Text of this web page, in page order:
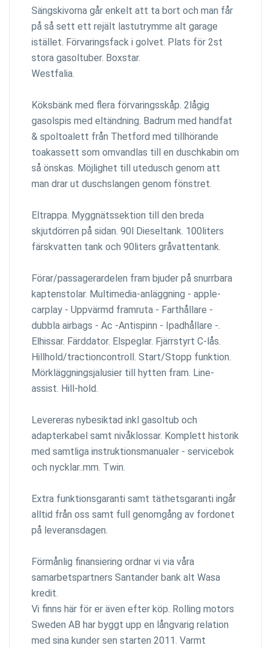
Sängskivorna går enkelt att ta bort och man får
på så sett ett rejält lastutrymme alt garage
istället. Förvaringsfack i golvet. Plats för 2st
stora gasoltuber. Boxstar.
Westfalia.
Köksbänk med flera förvaringsskåp. 2lågig
gasolspis med eltändning. Badrum med handfat
& spoltoalett från Thetford med tillhörande
toakassett som omvandlas till en duschkabin om
så önskas. Möjlighet till utedusch genom att
man drar ut duschslangen genom fönstret.
Eltrappa. Myggnätssektion till den breda
skjutdörren på sidan. 90l Dieseltank. 100liters
färskvatten tank och 90liters gråvattentank.
Förar/passagerardelen fram bjuder på snurrbara
kaptenstolar. Multimedia-anläggning - apple-
carplay - Uppvärmd framruta - Farthållare -
dubbla airbags - Ac -Antispinn - Ipadhållare -.
Elhissar. Färddator. Elspeglar. Fjärrstyrt C-lås.
Hillhold/tractioncontroll. Start/Stopp funktion.
Mörkläggningsjalusier till hytten fram. Line-
assist. Hill-hold.
Levereras nybesiktad inkl gasoltub och
adapterkabel samt nivåklossar. Komplett historik
med samtliga instruktionsmanualer - servicebok
och nycklar..mm. Twin.
Extra funktionsgaranti samt täthetsgaranti ingår
alltid från oss samt full genomgång av fordonet
på leveransdagen.
Förmånlig finansiering ordnar vi via våra
samarbetspartners Santander bank alt Wasa
kredit.
Vi finns här för er även efter köp. Rolling motors
Sweden AB har byggt upp en långvarig relation
med sina kunder sen starten 2011. Varmt